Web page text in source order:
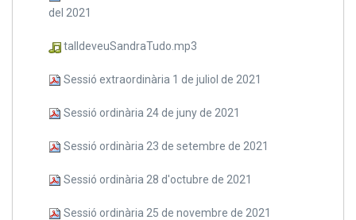
del 2021
talldeveuSandraTudo.mp3
Sessió extraordinària 1 de juliol de 2021
Sessió ordinària 24 de juny de 2021
Sessió ordinària 23 de setembre de 2021
Sessió ordinària 28 d'octubre de 2021
Sessió ordinària 25 de novembre de 2021